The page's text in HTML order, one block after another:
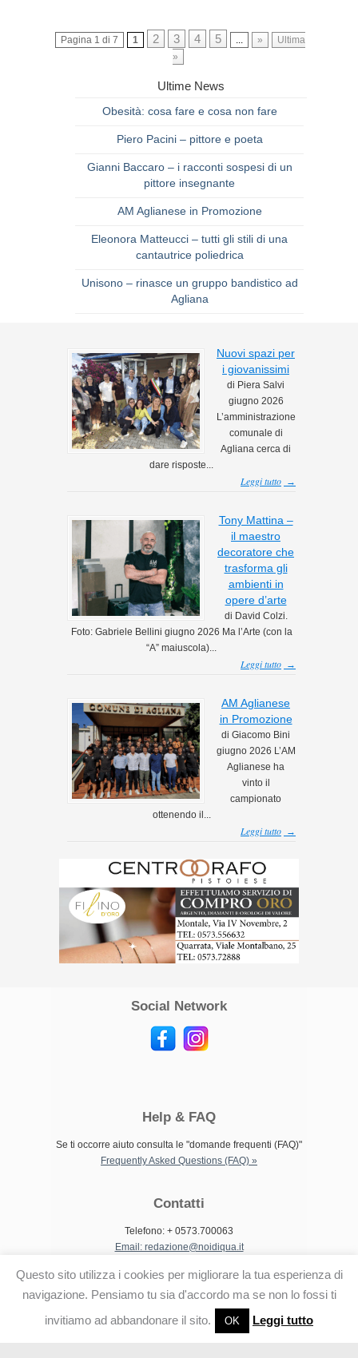
Pagina 1 di 7 1 2 3 4 5 ... »
Ultima
»
Ultime News
Obesità: cosa fare e cosa non fare
Piero Pacini – pittore e poeta
Gianni Baccaro – i racconti sospesi di un
pittore insegnante
AM Aglianese in Promozione
Eleonora Matteucci – tutti gli stili di una
cantautrice poliedrica
Unisono – rinasce un gruppo bandistico ad
Agliana
Nuovi spazi per
i giovanissimi
di Piera Salvi
giugno 2026
L’amministrazione
comunale di
Agliana cerca di
dare risposte...
Leggi tutto →
Tony Mattina –
il maestro
decoratore che
trasforma gli
ambienti in
opere d’arte
di David Colzi.
Foto: Gabriele Bellini giugno 2026 Ma l’Arte (con la
“A” maiuscola)...
Leggi tutto →
AM Aglianese
in Promozione
di Giacomo Bini
giugno 2026 L’AM
Aglianese ha
vinto il
campionato
ottenendo il...
Leggi tutto →
Social Network
Help & FAQ
Se ti occorre aiuto consulta le "domande frequenti (FAQ)"
Frequently Asked Questions (FAQ) »
Contatti
Telefono: + 0573.700063
Email: redazione@noidiqua.it
© 2014 Noi di Qua Testata giornalistica e di attualità di Agliana,
Questo sito utilizza i cookies per migliorare la tua esperienza di
navigazione. Pensiamo tu sia d'accordo ma se non lo fossi ti
invitiamo ad abbandonare il sito.
OK Leggi tutto